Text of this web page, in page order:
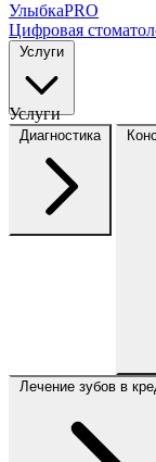
УлыбкаPRO
Цифровая
Услуги
Услуги
Диагностика
Лечение зубов в